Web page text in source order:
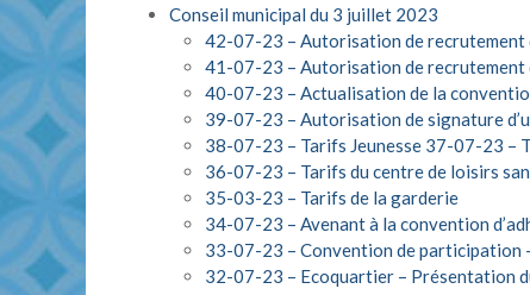
Conseil municipal du 3 juillet 2023
42-07-23 – Autorisation de recrutement
41-07-23 – Autorisation de recrutement
40-07-23 – Actualisation de la
39-07-23 – Autorisation de signature
38-07-23 – Tarifs Jeunesse 37-07-23 –
36-07-23 – Tarifs du centre de loisirs
35-03-23 – Tarifs de la garderie
34-07-23 – Avenant à la convention
33-07-23 – Convention de participation
32-07-23 – Ecoquartier – Présentation